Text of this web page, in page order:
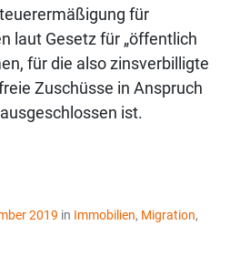
für
laut Gesetz für „öffentlich
für die also zinsverbilligte
Zuschüsse in Anspruch
ist.
2019 in Immobilien, Migration,